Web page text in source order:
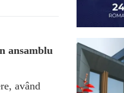
ansamblu
având